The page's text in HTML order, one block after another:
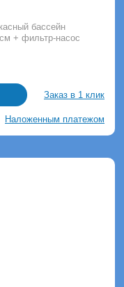
бассейн
+ фильтр-насос
Заказ в 1 клик
Наложенным платежом